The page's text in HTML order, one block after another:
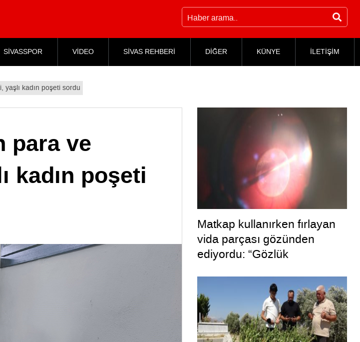
SİVASSPOR VİDEO SİVAS REHBERİ DİĞER KÜNYE İLETİŞİM
yaşlı kadın poşeti sordu
para ve
kadın poşeti
Matkap kullanırken fırlayan
vida parçası gözünden
ediyordu: “Gözlük